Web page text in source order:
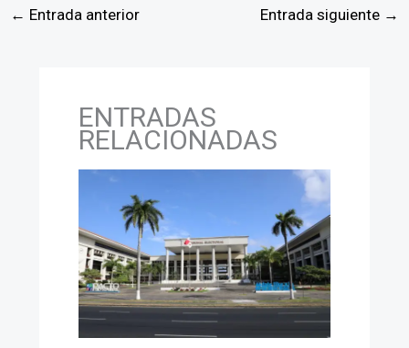
← Entrada anterior Entrada siguiente →
ENTRADAS
RELACIONADAS